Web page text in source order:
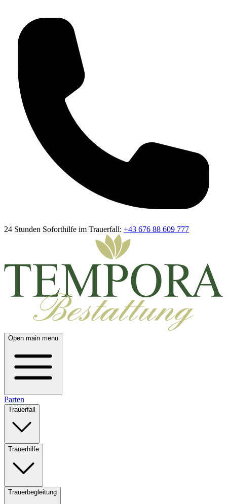
24 Stunden Soforthilfe im Trauerfall: +43 676 88 609 777
Open main menu
Parten
Trauerfall
Trauerhilfe
Trauerbegleitung